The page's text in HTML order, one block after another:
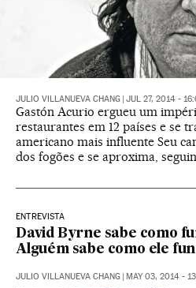
JULIO VILLANUEVA CHANG JUL 27, 2014 -
Gastón Acurio ergueu um
restaurantes em 12 países e se
americano mais influente Seu
dos fogões e se aproxima,
ENTREVISTA
David Byrne sabe como
Alguém sabe como ele
JULIO VILLANUEVA CHANG MAY 03, 2014 -